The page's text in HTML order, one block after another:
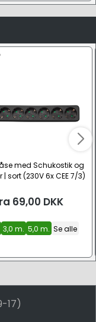
med Schukostik og
sort (230V 6x CEE 7/3)
69,00 DKK
3,0 m. 5,0 m. Se alle
17)